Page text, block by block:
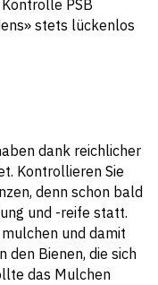
PSB
stets lückenlos
dank reichlicher
Kontrollieren Sie
denn schon bald
und -reife statt.
und damit
den Bienen, die sich
das Mulchen